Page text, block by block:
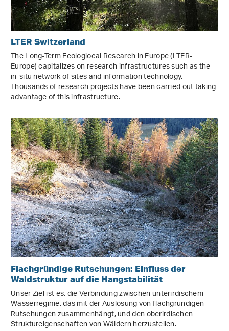
LTER Switzerland
The Long-Term Ecologiocal Research in Europe (LTER-
Europe) capitalizes on research infrastructures such as the
in-situ network of sites and information technology.
Thousands of research projects have been carried out taking
advantage of this infrastructure.
Flachgründige Rutschungen: Einfluss der
Waldstruktur auf die Hangstabilität
Unser Ziel ist es, die Verbindung zwischen unterirdischem
Wasserregime, das mit der Auslösung von flachgründigen
Rutschungen zusammenhängt, und den oberirdischen
Struktureigenschaften von Wäldern herzustellen.